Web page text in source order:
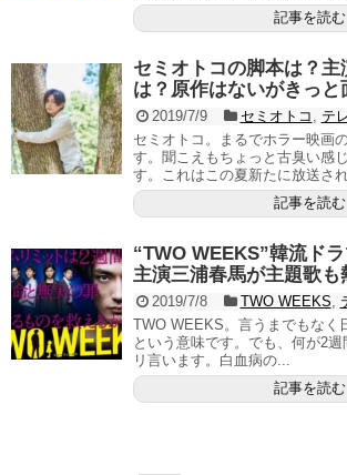
記事を読む
セミオトコの脚本は？主
は？原作はないがきっと
2019/7/9 セミオトコ
テ
セミオトコ。まるでホラー映画
す。聞こえもちょっと古臭い感
す。これはこの夏新たに放送され
記事を読む
“TWO WEEKS”韓流ド
主演三浦春馬が主題歌も
2019/7/8 TWO WEEKS
TWO WEEKS。言うまでもなく
という意味です。でも、何が2
リ言います。白血病の...
記事を読む